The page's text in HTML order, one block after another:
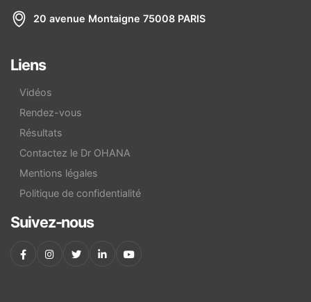
20 avenue Montaigne 75008 PARIS
Liens
Vidéos
Rendez-vous
Résultats
Contactez le Dr OHANA
Mentions légales
Politique de confidentialité
Suivez-nous